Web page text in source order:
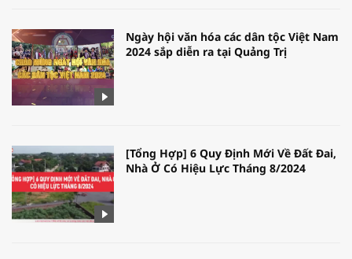
Ngày hội văn hóa các dân tộc Việt Nam
2024 sắp diễn ra tại Quảng Trị
[Tổng Hợp] 6 Quy Định Mới Về Đất Đai,
Nhà Ở Có Hiệu Lực Tháng 8/2024